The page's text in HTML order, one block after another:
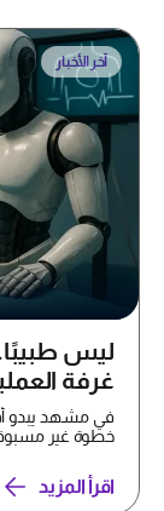
آخر الأخبار
ليس
غرفة
في مشهد يبدو
خطوة غير
اقرأ المزيد